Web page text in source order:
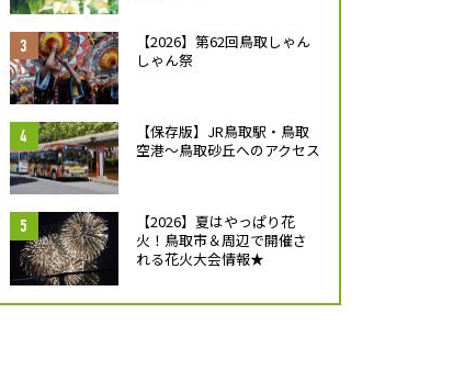
【2026】第62回鳥取しゃん
しゃん祭
【保存版】JR鳥取駅・鳥取
空港～鳥取砂丘へのアクセス
【2026】夏はやっぱり花
火！鳥取市＆周辺で開催さ
れる花火大会情報★